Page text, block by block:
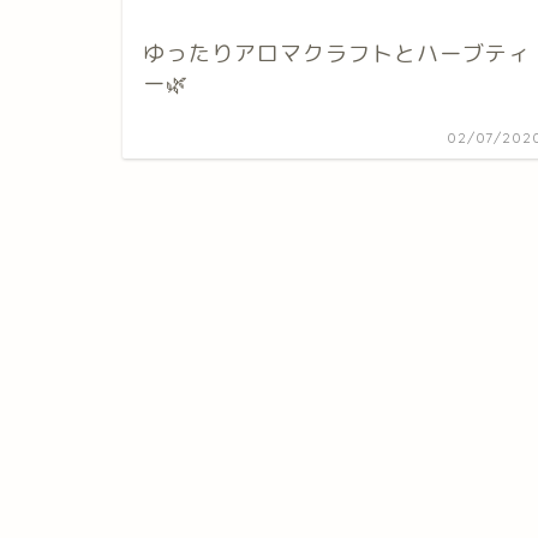
ゆったりアロマクラフトとハーブティ
ー🌿
02/07/